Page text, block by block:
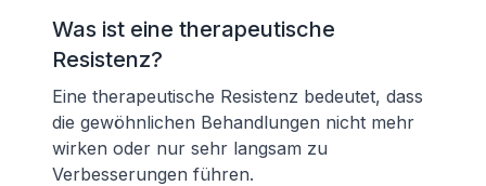
Was ist eine therapeutische
Resistenz?
Eine therapeutische Resistenz bedeutet, dass
die gewöhnlichen Behandlungen nicht mehr
wirken oder nur sehr langsam zu
Verbesserungen führen.